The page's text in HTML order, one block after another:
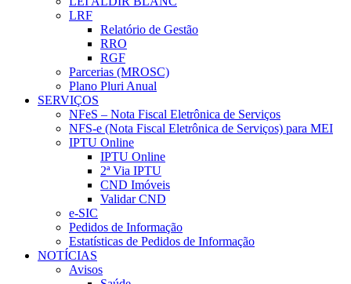
LRF
Relatório de Gestão
RRO
RGF
Parcerias (MROSC)
Plano Pluri Anual
SERVIÇOS
NFeS – Nota Fiscal Eletrônica de Serviços
NFS-e (Nota Fiscal Eletrônica de Serviços) para MEI
IPTU Online
IPTU Online
2ª Via IPTU
CND Imóveis
Validar CND
e-SIC
Pedidos de Informação
Estatísticas de Pedidos de Informação
NOTÍCIAS
Avisos